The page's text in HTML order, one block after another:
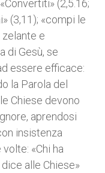
(2,5.16;
(3,11); «compi le
zelante e
di Gesù, se
essere efficace:
la Parola del
Chiese devono
aprendosi
insistenza
«Chi ha
alle Chiese»